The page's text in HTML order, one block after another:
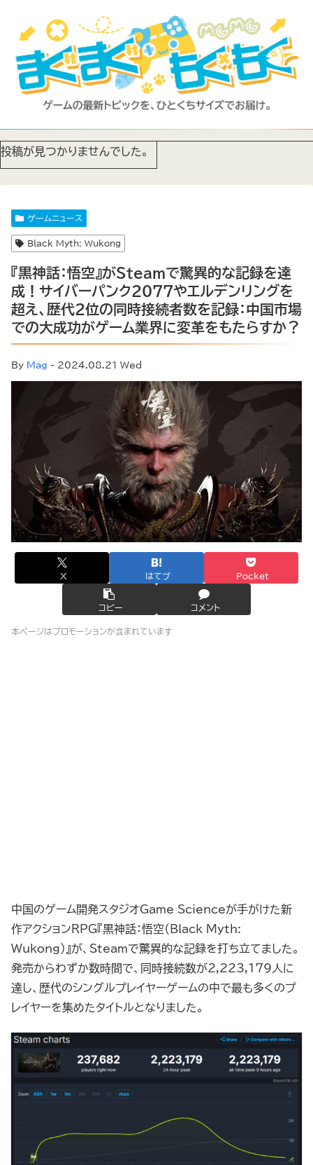
投稿が見つかりませんでした。
ゲームニュース
Black Myth: Wukong
『黒神話：悟空』がSteamで驚異的な記録を達
成！サイバーパンク2077やエルデンリングを
超え、歴代2位の同時接続者数を記録：中国市場
での大成功がゲーム業界に変革をもたらすか？
By Mag - 2024.08.21 Wed
X はてブ Pocket
コピー コメント
本ページはプロモーションが含まれています
中国のゲーム開発スタジオGame Scienceが手がけた新
作アクションRPG『黒神話：悟空（Black Myth:
Wukong）』が、Steamで驚異的な記録を打ち立てました。
発売からわずか数時間で、同時接続数が2,223,179人に
達し、歴代のシングルプレイヤーゲームの中で最も多くのプ
レイヤーを集めたタイトルとなりました。